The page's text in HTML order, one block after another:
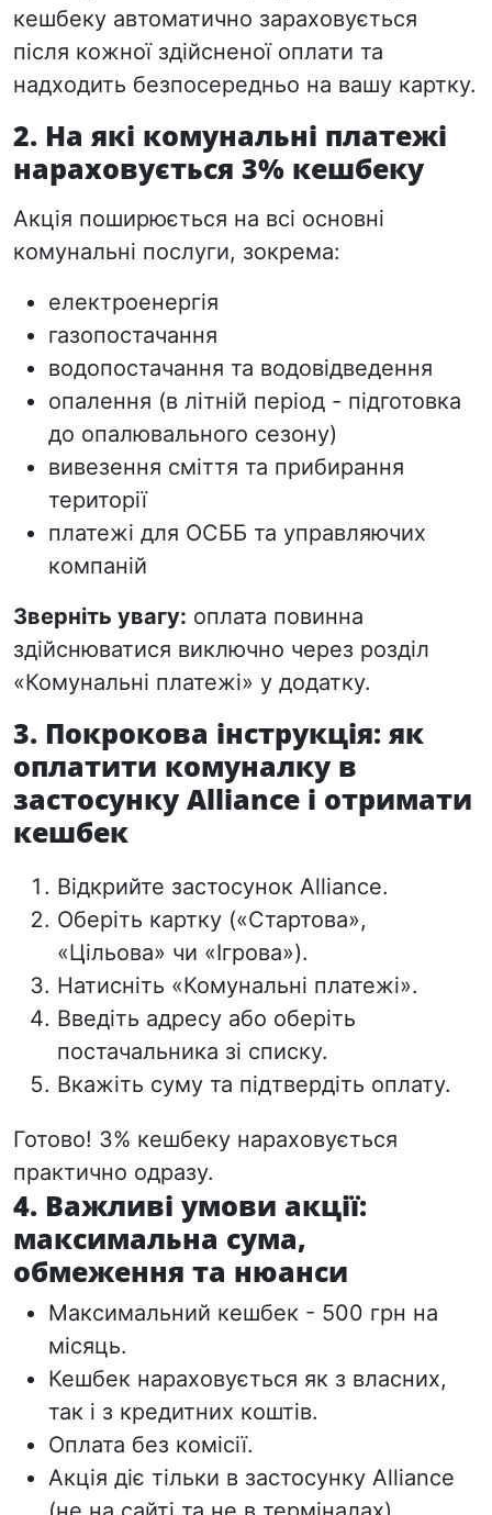
кешбеку автоматично зараховується
після кожної здійсненої оплати та
надходить безпосередньо на вашу картку.
2. На які комунальні платежі
нараховується 3% кешбеку
Акція поширюється на всі основні
комунальні послуги, зокрема:
електроенергія
газопостачання
водопостачання та водовідведення
опалення (в літній період - підготовка
до опалювального сезону)
вивезення сміття та прибирання
території
платежі для ОСББ та управляючих
компаній
Зверніть увагу: оплата повинна
здійснюватися виключно через розділ
«Комунальні платежі» у додатку.
3. Покрокова інструкція: як
оплатити комуналку в
застосунку Alliance і отримати
кешбек
Відкрийте застосунок Alliance.
Оберіть картку («Стартова»,
«Цільова» чи «Ігрова»).
Натисніть «Комунальні платежі».
Введіть адресу або оберіть
постачальника зі списку.
Вкажіть суму та підтвердіть оплату.
Готово! 3% кешбеку нараховується
практично одразу.
4. Важливі умови акції:
максимальна сума,
обмеження та нюанси
Максимальний кешбек - 500 грн на
місяць.
Кешбек нараховується як з власних,
так і з кредитних коштів.
Оплата без комісії.
Акція діє тільки в застосунку Alliance